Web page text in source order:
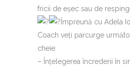
fricii de eșec sau de
Împreună cu Adela
Coach veți parcurge
cheie:
– Înțelegerea încrederii în